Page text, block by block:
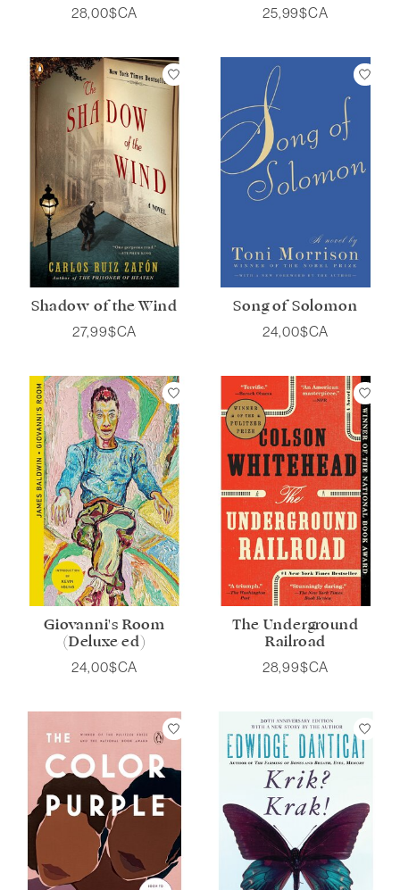
28,00$CA 25,99$CA
Shadow of the Wind
27,99$CA
Song of Solomon
24,00$CA
Giovanni's Room
(Deluxe ed)
24,00$CA
The Underground
Railroad
28,99$CA